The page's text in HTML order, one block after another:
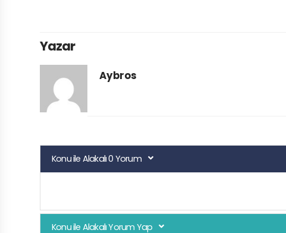
Yazar
Aybros
Konu ile Alakalı 0 Yorum
Konu ile Alakalı Yorum Yap